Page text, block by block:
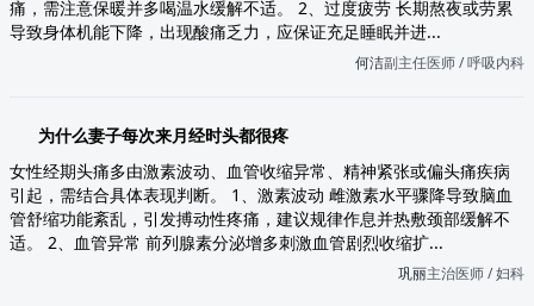
痛，需注意保暖并多喝温水缓解不适。 2、过度疲劳 长期熬夜或劳累
导致身体机能下降，出现酸痛乏力，应保证充足睡眠并进...
何洁副主任医师 / 呼吸内科
为什么妻子每次来月经时头都很疼
女性经期头痛多由激素波动、血管收缩异常、精神紧张或偏头痛疾病
引起，需结合具体表现判断。 1、激素波动 雌激素水平骤降导致脑血
管舒缩功能紊乱，引发搏动性疼痛，建议规律作息并热敷颈部缓解不
适。 2、血管异常 前列腺素分泌增多刺激血管剧烈收缩扩...
巩丽主治医师 / 妇科